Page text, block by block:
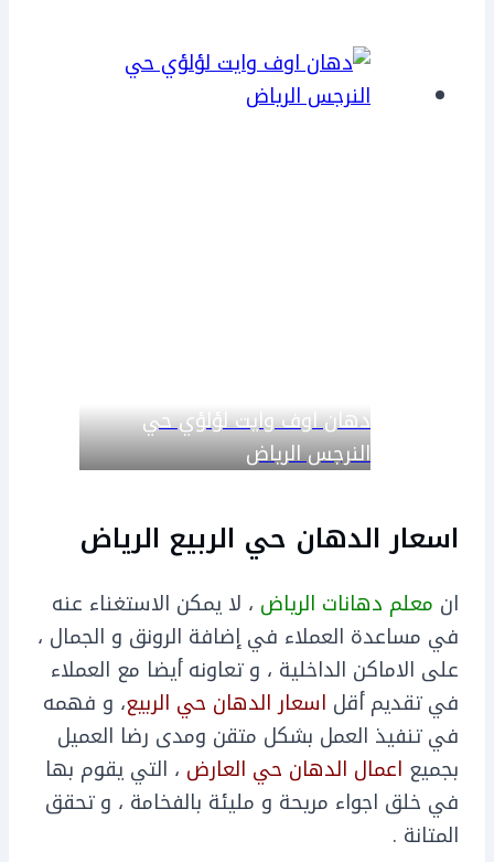
دهان اوف وايت لؤلؤي حي
النرجس الرياض
اسعار الدهان حي الربيع الرياض
ان معلم دهانات الرياض ، لا يمكن الاستغناء عنه
في مساعدة العملاء في إضافة الرونق و الجمال ،
على الاماكن الداخلية ، و تعاونه أيضا مع العملاء
في تقديم أقل اسعار الدهان حي الربيع، و فهمه
في تنفيذ العمل بشكل متقن ومدى رضا العميل
بجميع اعمال الدهان حي العارض ، التي يقوم بها
في خلق اجواء مريحة و مليئة بالفخامة ، و تحقق
المتانة .